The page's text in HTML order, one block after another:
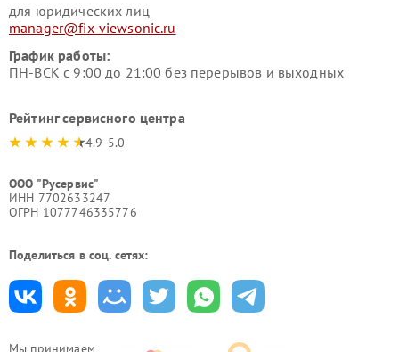
Мы принимаем
для юридических лиц
manager@fix-viewsonic.ru
График работы:
ПН-ВСК с 9:00 до 21:00 без перерывов и выходных
Рейтинг сервисного центра
4.9-5.0
ООО "Русервис"
ИНН 7702633247
ОГРН 1077746335776
Поделиться в соц. сетях: